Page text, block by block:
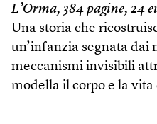
L’Orma, 384 pagine, 24
Una storia che
un’infanzia segnata dai
meccanismi invisibili
modella il corpo e la vita